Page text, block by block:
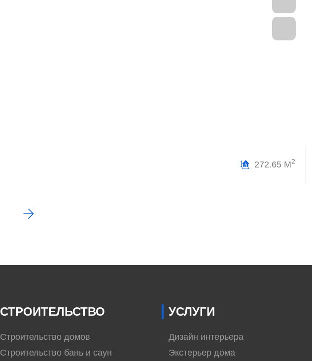
272.65 М2
СТРОИТЕЛЬСТВО
Строительство домов
Строительство бань и саун
УСЛУГИ
Дизайн интерьера
Экстерьер дома